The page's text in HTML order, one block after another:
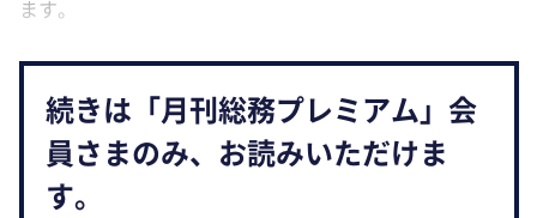
ます。
続きは「月刊総務プレミアム」会
員さまのみ、お読みいただけま
す。